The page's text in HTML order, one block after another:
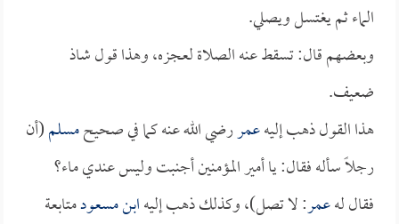
الماء ثم يغتسل ويصلي.
وبعضهم قال: تسقط عنه الصلاة لعجزه، وهذا قول شاذ
ضعيف.
هذا القول ذهب إليهعمررضي الله عنه كما في صحيحمسلم(أن
رجلاً سأله فقال: يا أمير المؤمنين أجنبت وليس عندي ماء؟
فقال لهعمر: لا تصل)، وكذلك ذهب إليهابن مسعودمتابعة